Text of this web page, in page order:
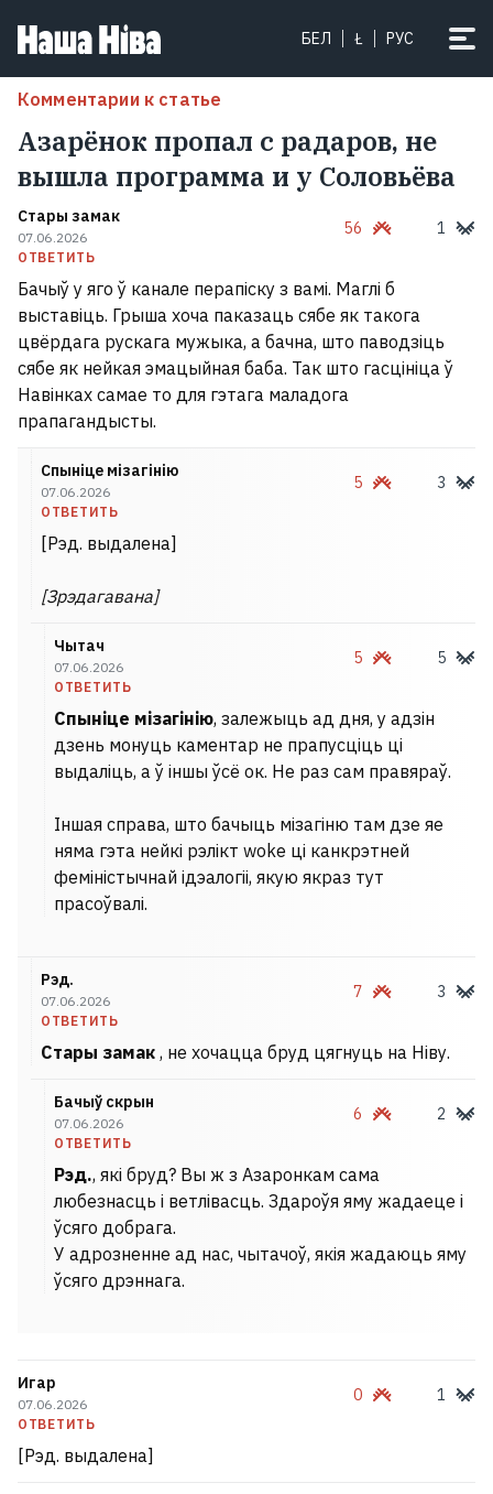
БЕЛ Ł РУС
Комментарии к статье
Азарёнок пропал с радаров, не
вышла программа и у Соловьёва
Стары замак
07.06.2026
ОТВЕТИТЬ
56 1
Бачыў у яго ў канале перапіску з вамі. Маглі б
выставіць. Грыша хоча паказаць сябе як такога
цвёрдага рускага мужыка, а бачна, што паводзіць
сябе як нейкая эмацыйная баба. Так што гасцініца ў
Навінках самае то для гэтага маладога
прапагандысты.
Спыніце мізагінію
07.06.2026
ОТВЕТИТЬ
5 3
[Рэд. выдалена]
[Зрэдагавана]
Чытач
07.06.2026
ОТВЕТИТЬ
5 5
Спыніце мізагінію, залежыць ад дня, у адзін
дзень монуць каментар не прапусціць ці
выдаліць, а ў іншы ўсё ок. Не раз сам правяраў.
Іншая справа, што бачыць мізагіню там дзе яе
няма гэта нейкі рэлікт woke ці канкрэтней
феміністычнай ідэалогіі, якую якраз тут
прасоўвалі.
Рэд.
07.06.2026
ОТВЕТИТЬ
7 3
Стары замак , не хочацца бруд цягнуць на Ніву.
Бачыў скрын
07.06.2026
ОТВЕТИТЬ
6 2
Рэд., які бруд? Вы ж з Азаронкам сама
любезнасць і ветлівасць. Здароўя яму жадаеце і
ўсяго добрага.
У адрозненне ад нас, чытачоў, якія жадаюць яму
ўсяго дрэннага.
Игар
07.06.2026
ОТВЕТИТЬ
0 1
[Рэд. выдалена]